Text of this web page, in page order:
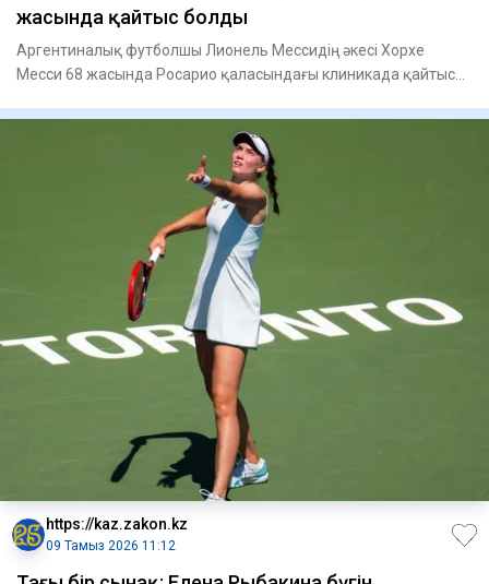
жасында қайтыс болды
Аргентиналық футболшы Лионель Мессидің әкесі Хорхе
Месси 68 жасында Росарио қаласындағы клиникада қайтыс
https://kaz.zakon.kz
09 Тамыз 2026 11:12